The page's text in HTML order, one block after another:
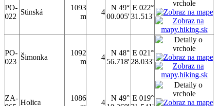
PO-
022
Stinská
1093
m
4
N 49°
00.005'
E 022°
31.513'
PO-
023
Šimonka
1092
m
4
N 48°
56.718'
E 021°
28.033'
ZA-
Holica
1086
4
N 49° E 019°